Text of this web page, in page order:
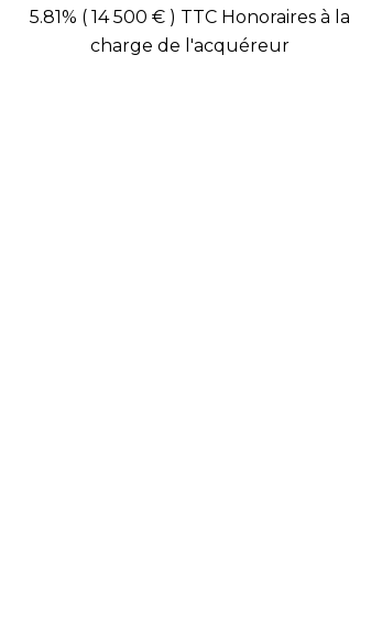
5.81% ( 14 500 € ) TTC Honoraires à la
charge de l'acquéreur